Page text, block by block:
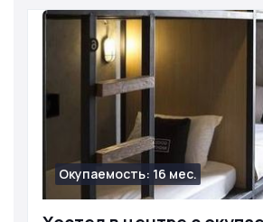
Окупаемость: 16 мес.